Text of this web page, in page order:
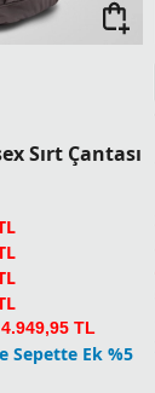
Sırt Çantası
TL
Sepette Ek %5